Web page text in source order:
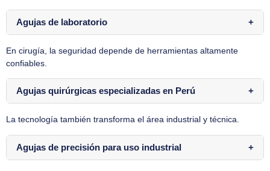
Agujas de laboratorio
En cirugía, la seguridad depende de herramientas altamente
confiables.
Agujas quirúrgicas especializadas en Perú
La tecnología también transforma el área industrial y técnica.
Agujas de precisión para uso industrial